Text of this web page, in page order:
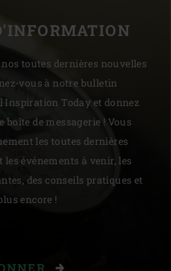
toutes dernières nouvelles
vous à notre bulletin
Today et donnez
boîte de messagerie ! Vous
les toutes dernières
événements à venir, les
des conseils pratiques et
encore !